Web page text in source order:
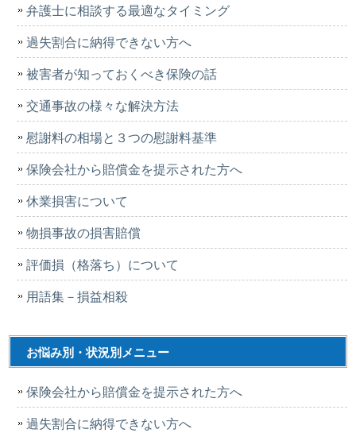
弁護士に相談する最適なタイミング
過失割合に納得できない方へ
被害者が知っておくべき保険の話
交通事故の様々な解決方法
慰謝料の相場と３つの慰謝料基準
保険会社から賠償金を提示された方へ
休業損害について
物損事故の損害賠償
評価損（格落ち）について
用語集－損益相殺
お悩み別・状況別メニュー
保険会社から賠償金を提示された方へ
過失割合に納得できない方へ